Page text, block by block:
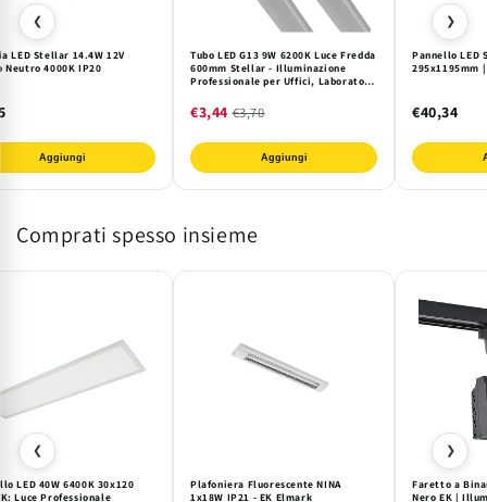
❮
LED Stellar 14.4W 12V
Neutro 4000K IP20
Aggiungi
Tubo LED G13 9W 6200K Luce Fredda
600mm Stellar - Illuminazione
Professionale per Uffici, Laboratori
Lunga Durata.
€3,44 €3,70
Aggiungi
Pannello LED
295x1195mm
€40,34
❯
Comprati spesso insieme
❮
LED 40W 6400K 30x120
Luce Professionale
Plafoniera Fluorescente NINA
1x18W IP21 - EK Elmark
Faretto a
Nero EK |
❯